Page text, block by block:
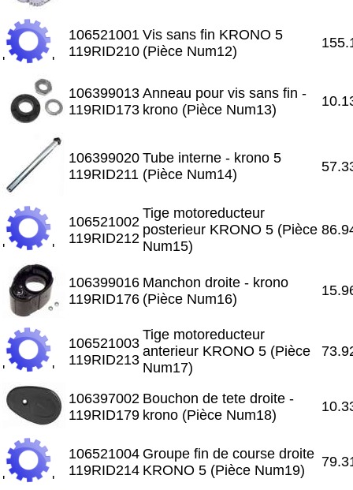
' '
106521001
119RID210
Vis sans fin KRONO 5
(Pièce Num12)
106399013
119RID173
Anneau pour vis sans fin -
krono (Pièce Num13)
106399020
119RID211
Tube interne - krono 5
(Pièce Num14)
' '
106521002
119RID212
Tige motoreducteur
posterieur KRONO 5 (Pièce
Num15)
106399016
119RID176
Manchon droite - krono
(Pièce Num16)
' '
106521003
119RID213
Tige motoreducteur
anterieur KRONO 5 (Pièce
Num17)
106397002
119RID179
Bouchon de tete droite -
krono (Pièce Num18)
' '
106521004
119RID214
Groupe fin de course droite
KRONO 5 (Pièce Num19)